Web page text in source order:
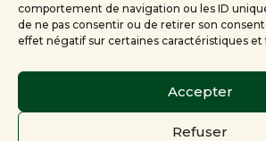
comportement de navigation ou les ID
de ne pas consentir ou de retirer son
effet négatif sur certaines caractéristiques et
Accepter
Refuser

© 2012 – 2026 Site